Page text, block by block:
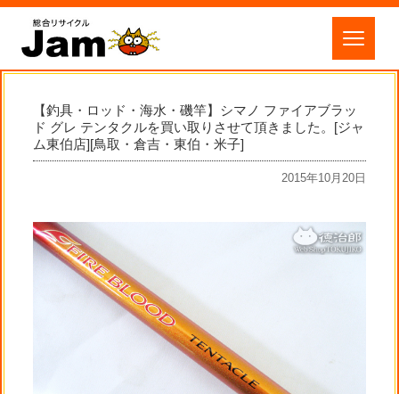
【釣具・ロッド・海水・磯竿】シマノ ファイアブラッ
ド グレ テンタクルを買い取りさせて頂きました。[ジャ
ム東伯店][鳥取・倉吉・東伯・米子]
2015年10月20日